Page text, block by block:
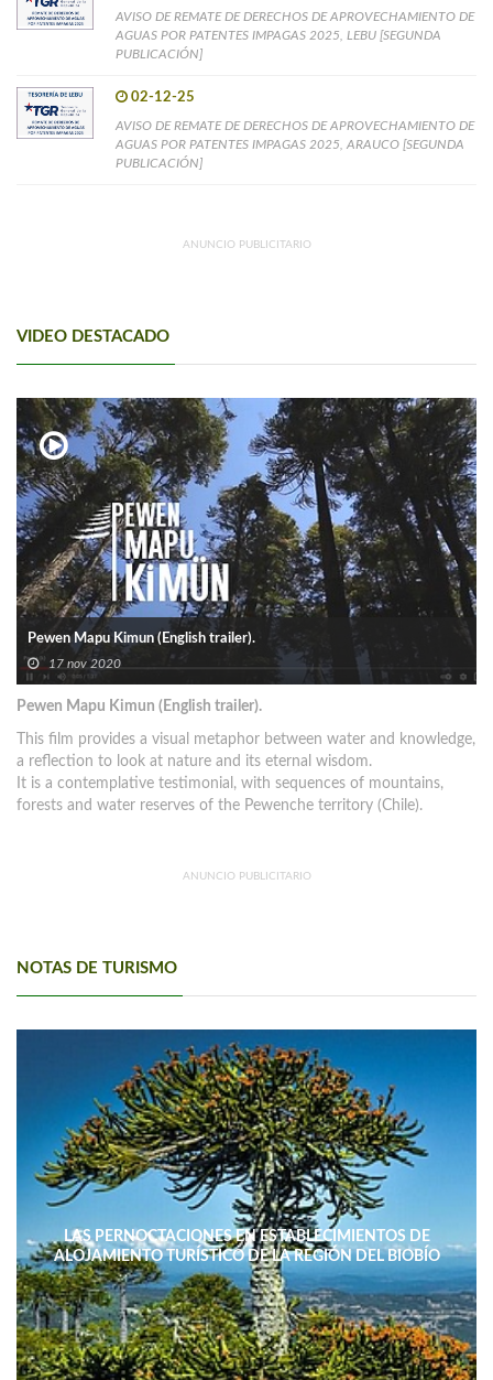
AVISO DE REMATE DE DERECHOS DE APROVECHAMIENTO DE
AGUAS POR PATENTES IMPAGAS 2025, LEBU [SEGUNDA
PUBLICACIÓN]
02-12-25
AVISO DE REMATE DE DERECHOS DE APROVECHAMIENTO DE
AGUAS POR PATENTES IMPAGAS 2025, ARAUCO [SEGUNDA
PUBLICACIÓN]
ANUNCIO PUBLICITARIO
VIDEO DESTACADO
Pewen Mapu Kimun (English trailer).
17 nov 2020
Pewen Mapu Kimun (English trailer).
This film provides a visual metaphor between water and knowledge,
a reflection to look at nature and its eternal wisdom.
It is a contemplative testimonial, with sequences of mountains,
forests and water reserves of the Pewenche territory (Chile).
ANUNCIO PUBLICITARIO
NOTAS DE TURISMO
LAS PERNOCTACIONES EN ESTABLECIMIENTOS DE
ALOJAMIENTO TURÍSTICO DE LA REGIÓN DEL BIOBÍO
DISMINUYERON 15,4% INTERANUAL